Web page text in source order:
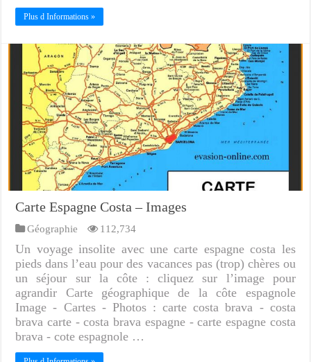
Plus d Informations »
Carte Espagne Costa – Images
Géographie 112,734
Un voyage insolite avec une carte espagne costa les
pieds dans l’eau pour des vacances pas (trop) chères ou
un séjour sur la côte : cliquez sur l’image pour
agrandir Carte géographique de la côte espagnole
Image - Cartes - Photos : carte costa brava - costa
brava carte - costa brava espagne - carte espagne costa
brava - cote espagnole …